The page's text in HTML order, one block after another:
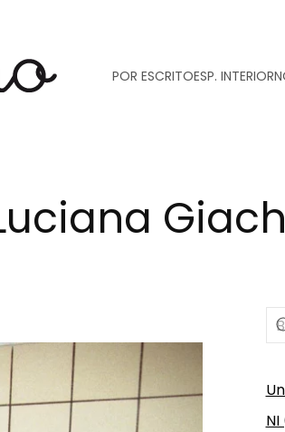
POR ESCRITOESP. INTERIOR